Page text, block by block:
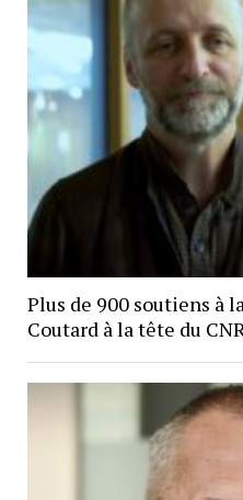
Plus de 900 soutiens à
Coutard à la tête du